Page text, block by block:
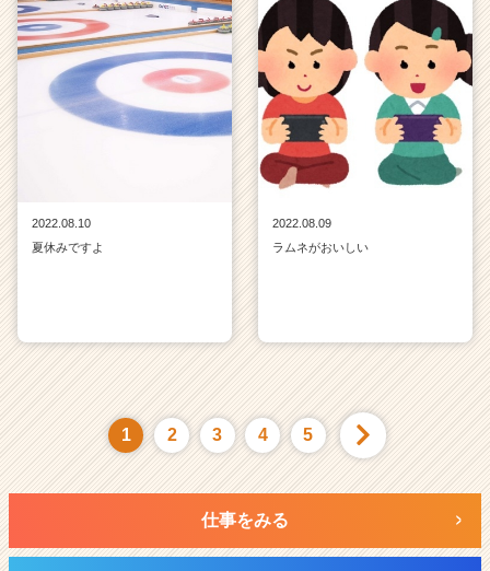
2022.08.10
夏休みですよ
2022.08.09
ラムネがおいしい
1 2 3 4 5
仕事をみる